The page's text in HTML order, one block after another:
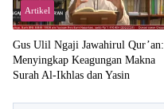
Artikel
Gus Ulil Ngaji Jawahirul Qur’an:
Menyingkap Keagungan Makna
Surah Al-Ikhlas dan Yasin